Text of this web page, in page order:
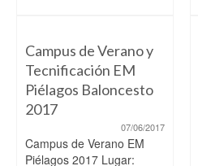
Campus de Verano y
Tecnificación EM
Piélagos Baloncesto
2017
07/06/2017
Campus de Verano EM
Piélagos 2017 Lugar: